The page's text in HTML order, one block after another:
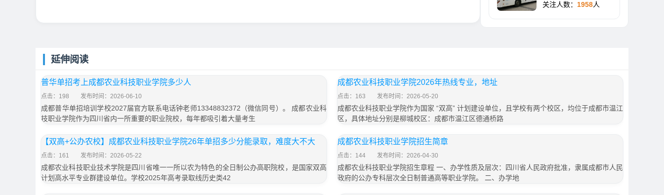
关注人数： 1958人
延伸阅读
普华单招考上成都农业科技职业学院多少人
点击：198 发布时间：2026-06-10
成都普华单招培训学校2027届官方联系电话钟老师13348832372（微信同号）。 成都农业科
技职业学院作为四川省内一所重要的职业院校，每年都吸引着大量考生
成都农业科技职业学院2026年热线专业，地址
点击：163 发布时间：2026-05-20
成都农业科技职业学院作为国家 “双高” 计划建设单位，且学校有两个校区，均位于成都市温江
区，具体地址分别是柳城校区：成都市温江区德通桥路
【双高+公办农校】成都农业科技职业学院26年单招多少分能录取，难度大不大
点击：161 发布时间：2026-05-22
成都农业科技职业技术学院是四川省唯一一所以农为特色的全日制公办高职院校，是国家双高
计划高水平专业群建设单位。学校2025年高考录取线历史类42
成都农业科技职业学院招生简章
点击：144 发布时间：2026-04-30
成都农业科技职业学院招生章程 一、办学性质及层次：四川省人民政府批准，隶属成都市人民
政府的公办专科层次全日制普通高等职业学院。 二、办学地